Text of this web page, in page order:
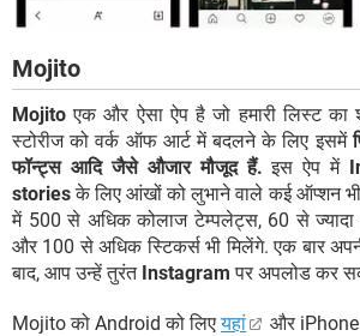
Mojito
Mojito एक और ऐसा ऐप है जो हमारी लिस्ट का
स्टोरीज को वर्क ऑफ आर्ट में बदलने के लिए इसमें
फॉन्ट्स आदि जैसे औजार मौजूद हैं. इस ऐप में
storiesके लिए आंखों को लुभाने वाले कई ऑप्शन
में 500 से अधिक कोलाज टेम्पलेट्स, 60 से
और 100 से अधिक स्टिकर्स भी मिलेंगे. एक बार
बाद, आप उन्हें तुरंत Instagram पर अपलोड कर
Mojito को Android को लिएयहां और